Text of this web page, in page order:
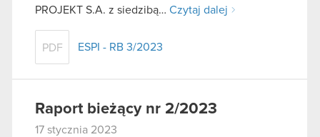
PROJEKT S.A. z siedzibą… Czytaj dalej
PDF ESPI - RB 3/2023
Raport bieżący nr 2/2023
17 stycznia 2023